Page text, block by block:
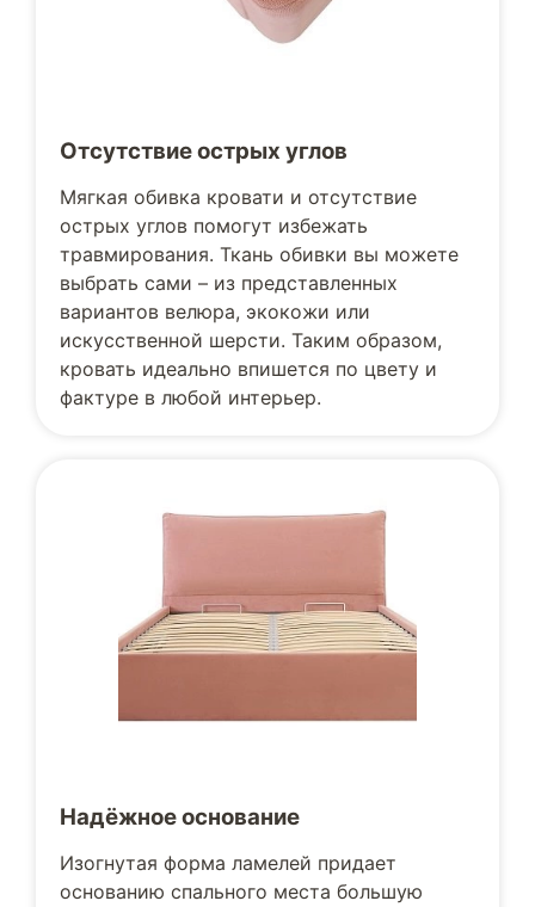
Отсутствие острых углов
Мягкая обивка кровати и отсутствие
острых углов помогут избежать
травмирования. Ткань обивки вы можете
выбрать сами – из представленных
вариантов велюра, экокожи или
искусственной шерсти. Таким образом,
кровать идеально впишется по цвету и
фактуре в любой интерьер.
Надёжное основание
Изогнутая форма ламелей придает
основанию спального места большую